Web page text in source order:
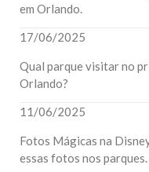
em Orlando.
17/06/2025
Qual parque visitar no
Orlando?
11/06/2025
Fotos Mágicas na
essas fotos nos parques.